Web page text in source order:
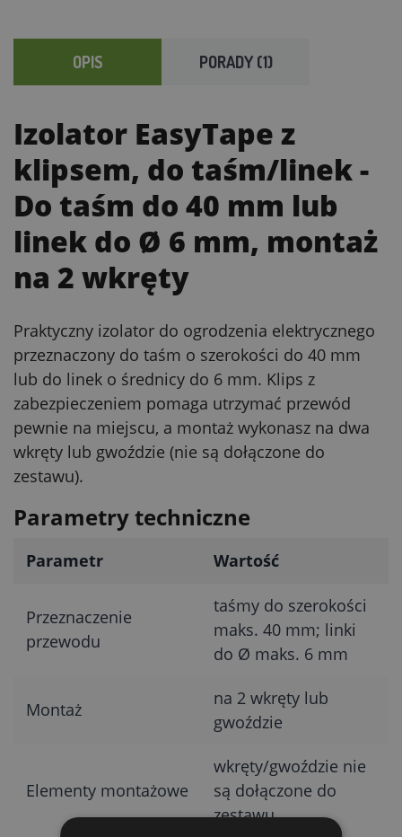
OPIS PORADY (1)
Izolator EasyTape z
klipsem, do taśm/linek-
Do taśm do 40 mm lub
linek do Ø 6 mm, montaż
na 2 wkręty
Praktyczny izolator do ogrodzenia elektrycznego
przeznaczony do taśm o szerokości do 40 mm
lub do linek o średnicy do 6 mm. Klips z
zabezpieczeniem pomaga utrzymać przewód
pewnie na miejscu, a montaż wykonasz na dwa
wkręty lub gwoździe (nie są dołączone do
zestawu).
Parametry techniczne
Parametr Wartość
Przeznaczenie
przewodu
taśmy do szerokości
maks. 40 mm; linki
do Ø maks. 6 mm
Montaż
na 2 wkręty lub
gwoździe
Elementy montażowe
wkręty/gwoździe nie
są dołączone do
zestawu